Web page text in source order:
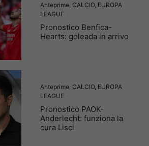
Anteprime CALCIO, EUROPA
LEAGUE
Pronostico Benfica-
Hearts: goleada in arrivo
Anteprime CALCIO, EUROPA
LEAGUE
Pronostico PAOK-
Anderlecht: funziona la
cura Lisci